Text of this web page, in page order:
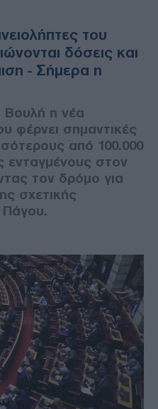
του
δόσεις και
- Σήμερα η
Βουλή η νέα
φέρνει σημαντικές
από 100.000
ενταγμένους στον
τον δρόμο για
σχετικής